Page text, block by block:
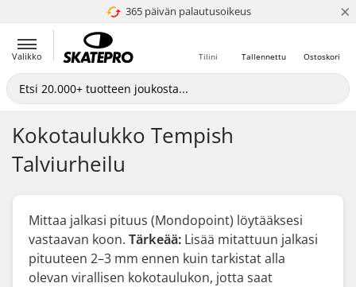
365 päivän palautusoikeus
4.8 / 5 ×
Valikko Ostoskori
Tallennettu
Tilini
Kokotaulukko Tempish
Talviurheilu
Mittaa jalkasi pituus (Mondopoint) löytääksesi
vastaavan koon. Tärkeää: Lisää mitattuun jalkasi
pituuteen 2–3 mm ennen kuin tarkistat alla
olevan virallisen kokotaulukon, jotta saat